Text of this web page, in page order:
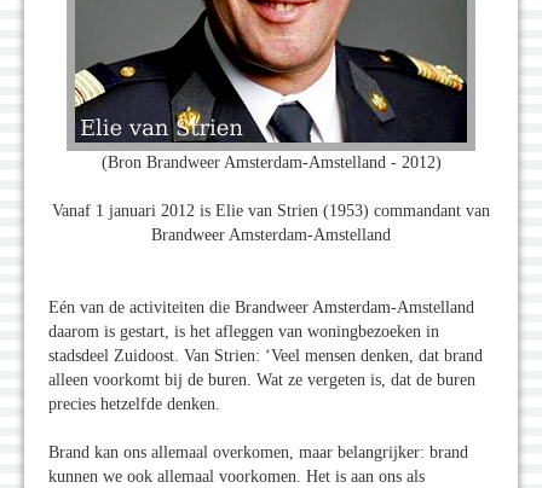
(Bron Brandweer Amsterdam-Amstelland - 2012)
Vanaf 1 januari 2012 is Elie van Strien (1953) commandant van
Brandweer Amsterdam-Amstelland
Eén van de activiteiten die Brandweer Amsterdam-Amstelland
daarom is gestart, is het afleggen van woningbezoeken in
stadsdeel Zuidoost. Van Strien: ‘Veel mensen denken, dat brand
alleen voorkomt bij de buren. Wat ze vergeten is, dat de buren
precies hetzelfde denken.
Brand kan ons allemaal overkomen, maar belangrijker: brand
kunnen we ook allemaal voorkomen. Het is aan ons als